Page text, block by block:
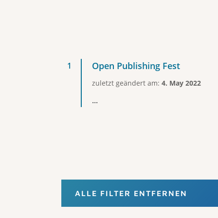
Open Publishing Fest
zuletzt geändert am: 4. May 2022
...
ALLE FILTER ENTFERNEN